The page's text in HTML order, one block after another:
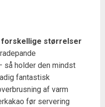
forskellige størrelser
så holder den mindst
fantastisk
af varm
før servering